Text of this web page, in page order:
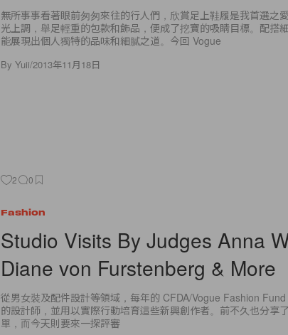
無所事事看著眼前匆匆來往的行人們，欣賞足上鞋履是我首選之
光上調，舉足輕重的包款和飾品，便成了挖寶的吸睛目標。配搭
能展現出個人獨特的品味和細膩之道。今回 Vogue
By Yuii/2013年11月18日
2 0
Fashion
Studio Visits By Judges Anna
Diane von Furstenberg & More
從男女裝及配件設計等領域，每年的 CFDA/Vogue Fashion
的設計師，並用以實際行動培育這些新興創作者。前不久也分享
單，而今天則要來一探評審